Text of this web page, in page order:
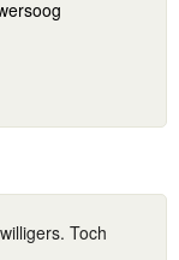
Toch